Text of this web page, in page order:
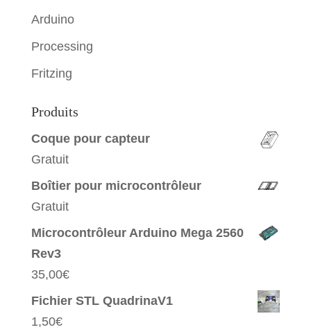
Arduino
Processing
Fritzing
Produits
Coque pour capteur
Gratuit
Boîtier pour microcontrôleur
Gratuit
Microcontrôleur Arduino Mega 2560
Rev3
35,00€
Fichier STL QuadrinaV1
1,50€